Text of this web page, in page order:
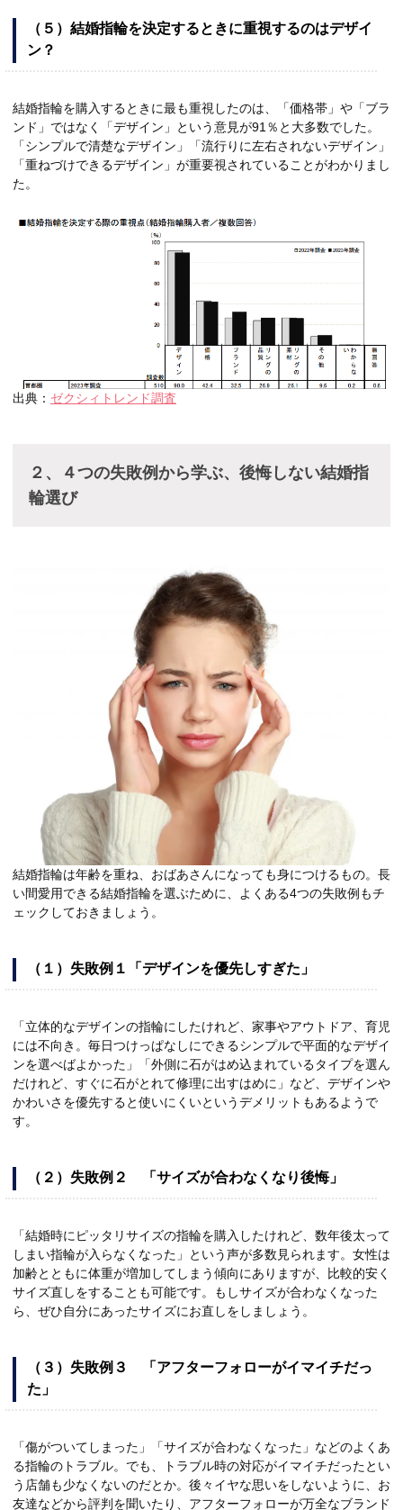
（５）結婚指輪を決定するときに重視するのはデザイ
ン？
結婚指輪を購入するときに最も重視したのは、「価格帯」や「ブラ
ンド」ではなく「デザイン」という意見が91％と大多数でした。
「シンプルで清楚なデザイン」「流行りに左右されないデザイン」
「重ねづけできるデザイン」が重要視されていることがわかりまし
た。
出典： ゼクシィトレンド調査
２、４つの失敗例から学ぶ、後悔しない結婚指
輪選び
結婚指輪は年齢を重ね、おばあさんになっても身につけるもの。長
い間愛用できる結婚指輪を選ぶために、よくある4つの失敗例もチ
ェックしておきましょう。
（１）失敗例１「デザインを優先しすぎた」
「立体的なデザインの指輪にしたけれど、家事やアウトドア、育児
には不向き。毎日つけっぱなしにできるシンプルで平面的なデザイ
ンを選べばよかった」「外側に石がはめ込まれているタイプを選ん
だけれど、すぐに石がとれて修理に出すはめに」など、デザインや
かわいさを優先すると使いにくいというデメリットもあるようで
す。
（２）失敗例２ 「サイズが合わなくなり後悔」
「結婚時にピッタリサイズの指輪を購入したけれど、数年後太って
しまい指輪が入らなくなった」という声が多数見られます。女性は
加齢とともに体重が増加してしまう傾向にありますが、比較的安く
サイズ直しをすることも可能です。もしサイズが合わなくなった
ら、ぜひ自分にあったサイズにお直しをしましょう。
（３）失敗例３ 「アフターフォローがイマイチだっ
た」
「傷がついてしまった」「サイズが合わなくなった」などのよくあ
る指輪のトラブル。でも、トラブル時の対応がイマイチだったとい
う店舗も少なくないのだとか。後々イヤな思いをしないように、お
友達などから評判を聞いたり、アフターフォローが万全なブランド